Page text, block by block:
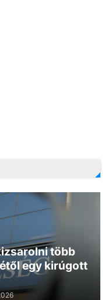
több
egy kirúgott